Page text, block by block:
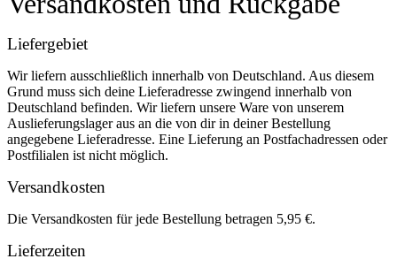
Liefergebiet
Wir liefern ausschließlich innerhalb von Deutschland. Aus diesem
Grund muss sich deine Lieferadresse zwingend innerhalb von
Deutschland befinden. Wir liefern unsere Ware von unserem
Auslieferungslager aus an die von dir in deiner Bestellung
angegebene Lieferadresse. Eine Lieferung an Postfachadressen oder
Postfilialen ist nicht möglich.
Versandkosten
Die Versandkosten für jede Bestellung betragen 5,95 €.
Lieferzeiten